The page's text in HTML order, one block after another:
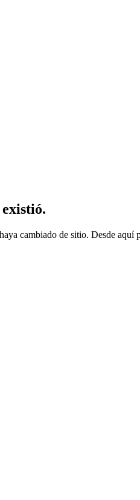
cambiado de sitio. Desde